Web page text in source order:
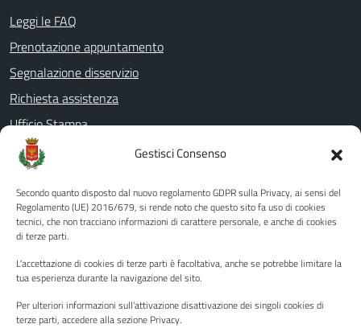
Gestisci Consenso
Secondo quanto disposto dal nuovo regolamento GDPR sulla Privacy, ai sensi del
Regolamento (UE) 2016/679, si rende noto che questo sito fa uso di cookies
tecnici, che non tracciano informazioni di carattere personale, e anche di cookies
di terze parti.
L'accettazione di cookies di terze parti è facoltativa, anche se potrebbe limitare la
tua esperienza durante la navigazione del sito.
Per ulteriori informazioni sull'attivazione disattivazione dei singoli cookies di
terze parti, accedere alla sezione Privacy.
Leggi le FAQ
Prenotazione appuntamento
Segnalazione disservizio
Richiesta assistenza
Ufficio Stampa
Amministrazione Trasparente
Albo pretorio
Informativa privacy
Note legali
Piano di miglioramento del sito